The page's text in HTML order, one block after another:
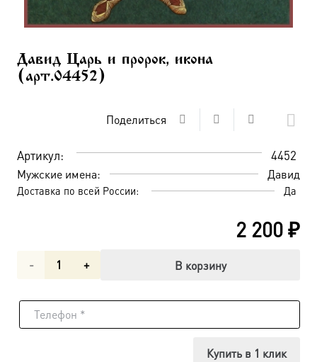
Давид Царь и пророк, икона
(арт.04452)
Поделиться
Артикул: 4452
Мужские имена: Давид
Доставка по всей России: Да
2 200₽
Количество
Давид
В корзину
Купить в 1 клик